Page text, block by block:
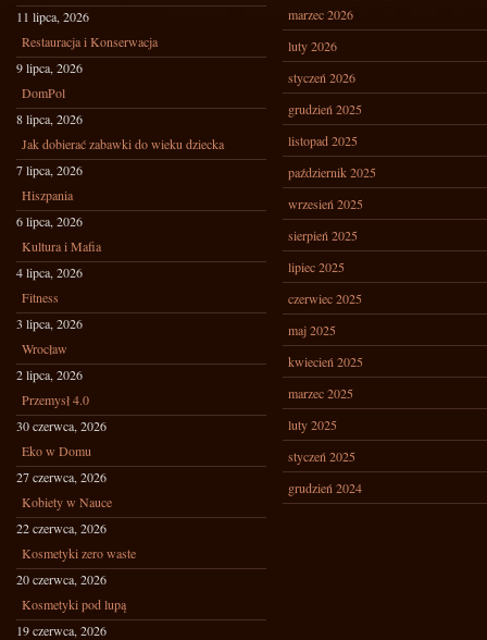
11 lipca, 2026
Restauracja i Konserwacja
9 lipca, 2026
DomPol
8 lipca, 2026
Jak dobierać zabawki do wieku dziecka
7 lipca, 2026
Hiszpania
6 lipca, 2026
Kultura i Mafia
4 lipca, 2026
Fitness
3 lipca, 2026
Wrocław
2 lipca, 2026
Przemysł 4.0
30 czerwca, 2026
Eko w Domu
27 czerwca, 2026
Kobiety w Nauce
22 czerwca, 2026
Kosmetyki zero waste
20 czerwca, 2026
Kosmetyki pod lupą
19 czerwca, 2026
marzec 2026
luty 2026
styczeń 2026
grudzień 2025
listopad 2025
październik 2025
wrzesień 2025
sierpień 2025
lipiec 2025
czerwiec 2025
maj 2025
kwiecień 2025
marzec 2025
luty 2025
styczeń 2025
grudzień 2024